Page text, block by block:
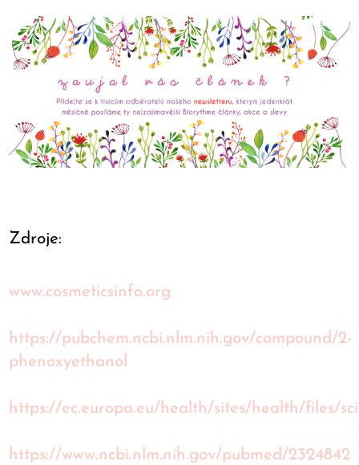
Zdroje:
www.cosmeticsinfo.org
https://pubchem.ncbi.nlm.nih.gov/compound/2-
phenoxyethanol
https://ec.europa.eu/health/sites/health/files/
https://www.ncbi.nlm.nih.gov/pubmed/2324842